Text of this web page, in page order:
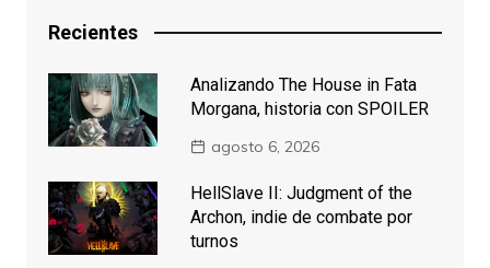
Recientes
Analizando The House in Fata
Morgana, historia con SPOILER
agosto 6, 2026
HellSlave II: Judgment of the
Archon, indie de combate por
turnos